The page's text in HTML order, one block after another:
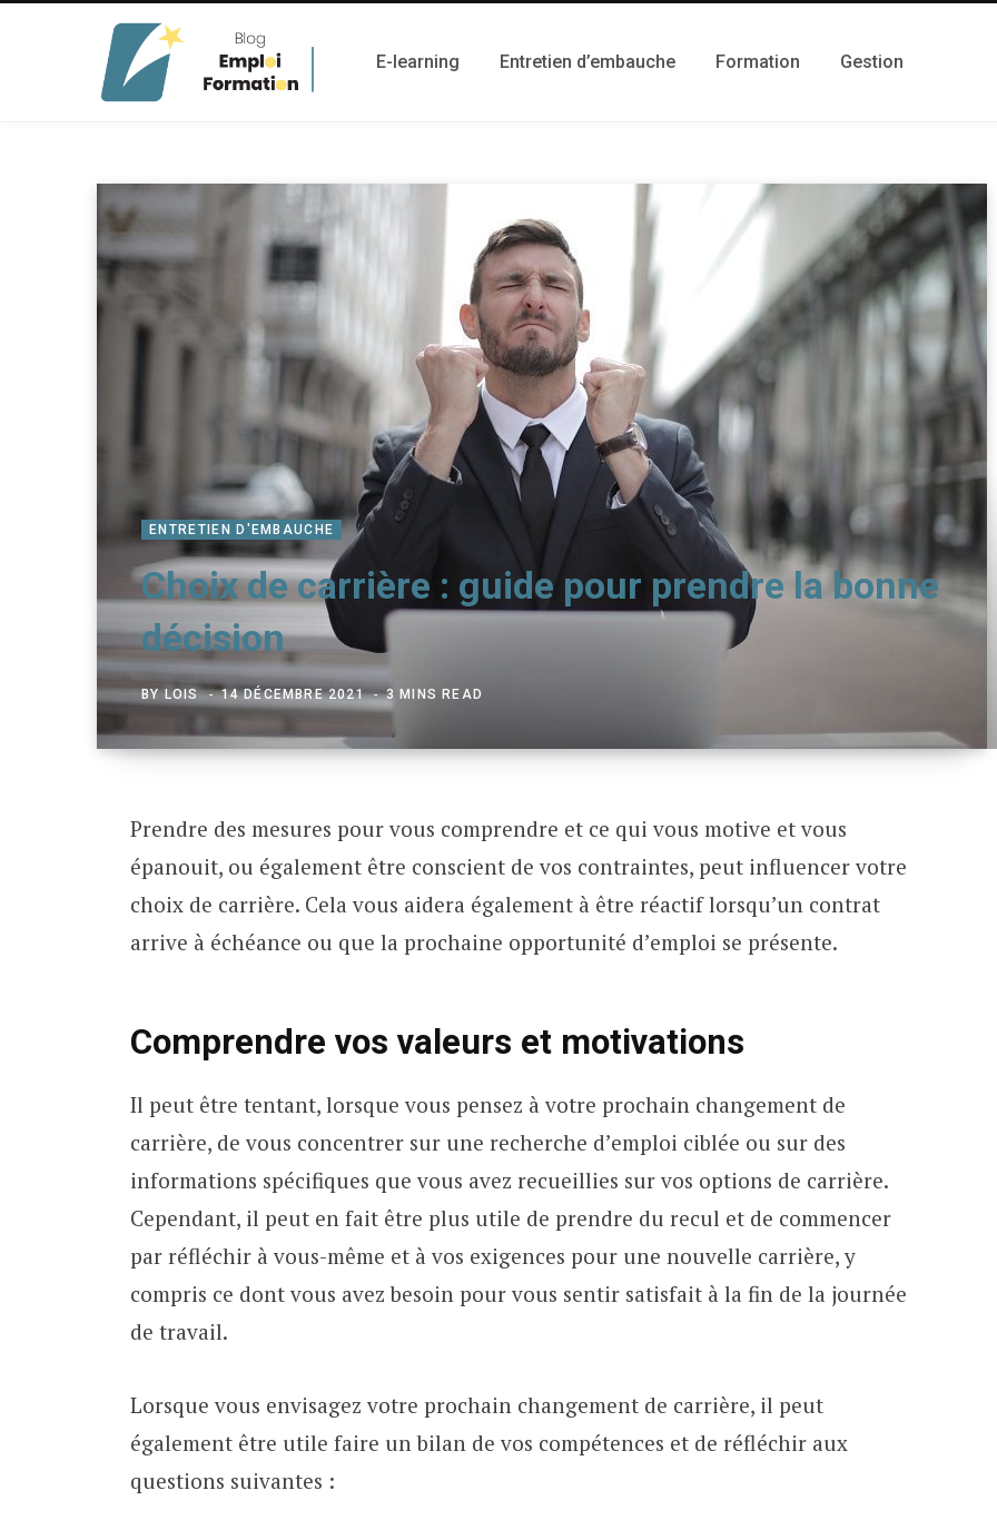
E-learning Entretien d’embauche Formation Gestion
ENTRETIEN D'EMBAUCHE
Choix de carrière : guide pour prendre la bonne
décision
BYLOIS 14 DÉCEMBRE 2021 3 MINS READ
Prendre des mesures pour vous comprendre et ce qui vous motive et vous
épanouit, ou également être conscient de vos contraintes, peut influencer votre
choix de carrière. Cela vous aidera également à être réactif lorsqu’un contrat
arrive à échéance ou que la prochaine opportunité d’emploi se présente.
Comprendre vos valeurs et motivations
Il peut être tentant, lorsque vous pensez à votre prochain changement de
carrière, de vous concentrer sur une recherche d’emploi ciblée ou sur des
informations spécifiques que vous avez recueillies sur vos options de carrière.
Cependant, il peut en fait être plus utile de prendre du recul et de commencer
par réfléchir à vous-même et à vos exigences pour une nouvelle carrière, y
compris ce dont vous avez besoin pour vous sentir satisfait à la fin de la journée
de travail.
Lorsque vous envisagez votre prochain changement de carrière, il peut
également être utile faire un bilan de vos compétences et de réfléchir aux
questions suivantes :